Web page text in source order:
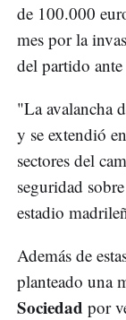
de 100.000
mes por la
del partido ante
"La avalancha
y se extendió
sectores del
seguridad
estadio
Además de
planteado una
Sociedad por